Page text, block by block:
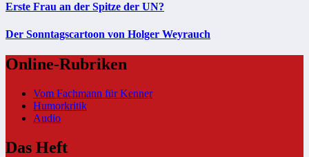
Erste Frau an der Spitze der UN?
Der Sonntagscartoon von Holger Weyrauch
Online-Rubriken
Vom Fachmann für Kenner
Humorkritik
Audio
Das Heft